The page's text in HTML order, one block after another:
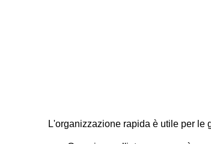
L'organizzazione rapida è utile per le